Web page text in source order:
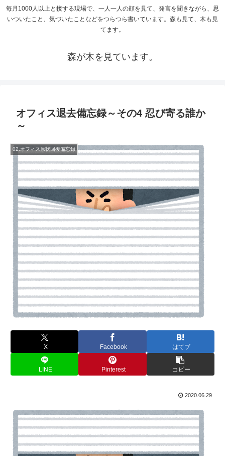
毎月1000人以上と接する現場で、一人一人の顔を見て、発言を聞きながら、思
いついたこと、気づいたことなどをつらつら書いています。森も見て、木も見
てます。
森が木を見ています。
オフィス退去備忘録～その4 忍び寄る誰か
～
02.オフィス原状回復備忘録
X Facebook はてブ
LINE Pinterest コピー
2020.06.29